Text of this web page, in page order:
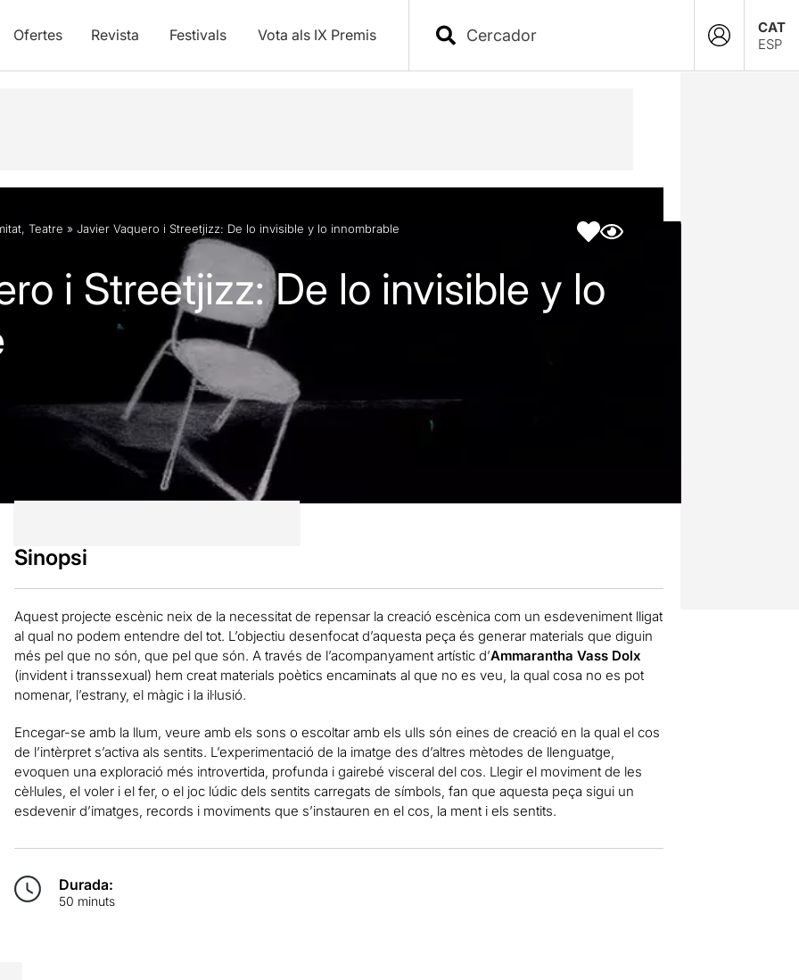
Ofertes Revista Festivals Vota als IX Premis
CAT
ESP
, Teatre » Javier Vaquero i Streetjizz: De lo invisible y lo innombrable
i Streetjizz: De lo invisible y lo
Sinopsi
Aquest projecte escènic neix de la necessitat de repensar la creació escènica com un esdeveniment lligat
al qual no podem entendre del tot. L’objectiu desenfocat d’aquesta peça és generar materials que diguin
més pel que no són, que pel que són. A través de l’acompanyament artístic d’Ammarantha Vass Dolx
(invident i transsexual) hem creat materials poètics encaminats al que no es veu, la qual cosa no es pot
nomenar, l’estrany, el màgic i la il·lusió.
Encegar-se amb la llum, veure amb els sons o escoltar amb els ulls són eines de creació en la qual el cos
de l’intèrpret s’activa als sentits. L’experimentació de la imatge des d’altres mètodes de llenguatge,
evoquen una exploració més introvertida, profunda i gairebé visceral del cos. Llegir el moviment de les
cèl·lules, el voler i el fer, o el joc lúdic dels sentits carregats de símbols, fan que aquesta peça sigui un
esdevenir d’imatges, records i moviments que s’instauren en el cos, la ment i els sentits.
Durada:
50 minuts